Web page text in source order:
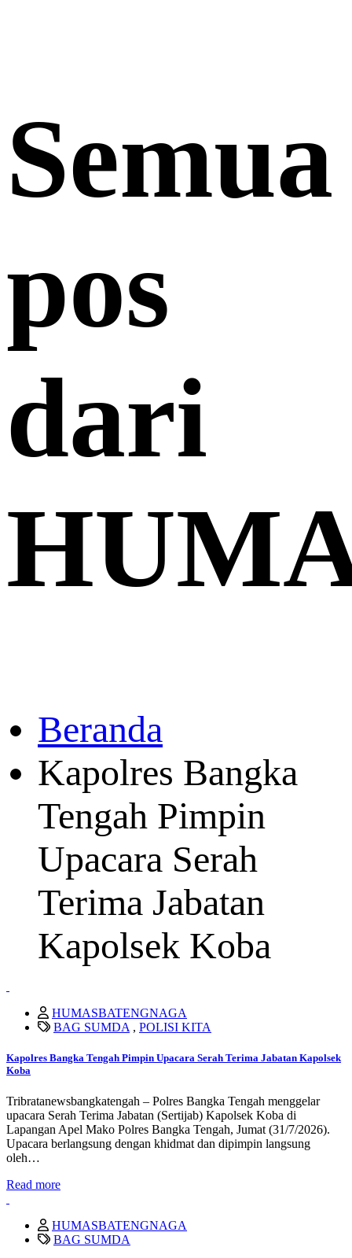
Semua
pos
dari
Beranda
Kapolres Bangka
Tengah Pimpin
Upacara Serah
Terima Jabatan
Kapolsek Koba
HUMASBATENGNAGA
BAG SUMDA , POLISI KITA
Kapolres Bangka Tengah Pimpin Upacara Serah Terima Jabatan Kapolsek
Koba
Tribratanewsbangkatengah – Polres Bangka Tengah menggelar
upacara Serah Terima Jabatan (Sertijab) Kapolsek Koba di
Lapangan Apel Mako Polres Bangka Tengah, Jumat (31/7/2026).
Upacara berlangsung dengan khidmat dan dipimpin langsung
oleh…
Read more
HUMASBATENGNAGA
BAG SUMDA